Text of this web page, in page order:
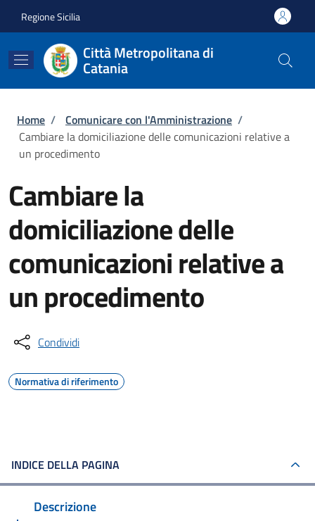
Regione Sicilia
Città Metropolitana di
Catania
Briciole di pane
Home / Comunicare con l'Amministrazione /
Cambiare la domiciliazione delle comunicazioni relative a
un procedimento
Cambiare la
domiciliazione delle
comunicazioni relative a
un procedimento
Condividi
Normativa di riferimento
INDICE DELLA PAGINA
Descrizione